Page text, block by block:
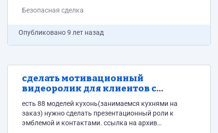
Безопасная сделка
Опубликовано9 лет назад
сделать мотивационный
видеоролик для клиентов с
призывом обратиться к нам из
набора фото
есть 88 моделей кухонь(занимаемся кухнями на
заказ) нужно сделать презентационный роли к
эмблемой и контактами. ссылка на архив